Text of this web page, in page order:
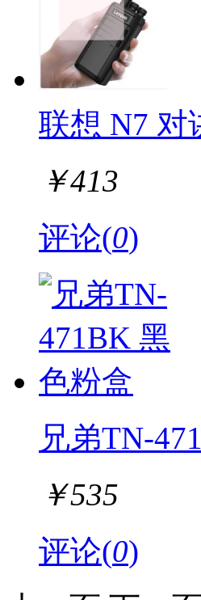
联想 N7 对
￥413
评论(0)
兄弟TN-
￥535
评论(0)